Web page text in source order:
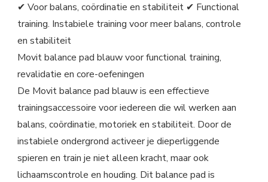
✔ Voor balans, coördinatie en stabiliteit ✔ Functional
training. Instabiele training voor meer balans, controle
en stabiliteit
Movit balance pad blauw voor functional training,
revalidatie en core-oefeningen
De Movit balance pad blauw is een effectieve
trainingsaccessoire voor iedereen die wil werken aan
balans, coördinatie, motoriek en stabiliteit. Door de
instabiele ondergrond activeer je dieperliggende
spieren en train je niet alleen kracht, maar ook
lichaamscontrole en houding. Dit balance pad is